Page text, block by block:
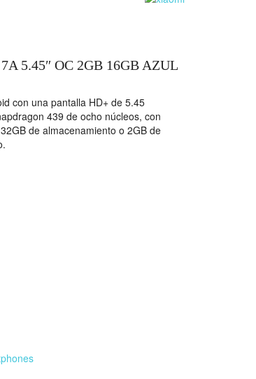
5.45″ OC 2GB 16GB AZUL
con una pantalla HD+ de 5.45
439 de ocho núcleos, con
de almacenamiento o 2GB de